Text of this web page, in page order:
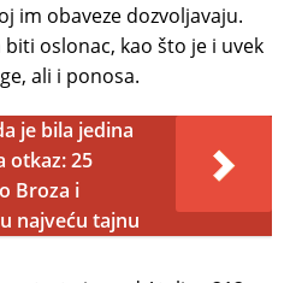
im obaveze dozvoljavaju.
biti oslonac, kao što je i uvek
ali i ponosa.
je bila jedina
otkaz: 25
Broza i
najveću tajnu